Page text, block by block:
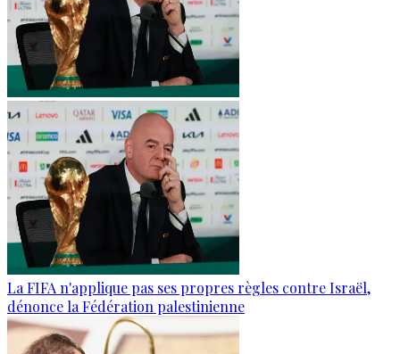
La FIFA n'applique pas ses propres règles contre Israël,
dénonce la Fédération palestinienne